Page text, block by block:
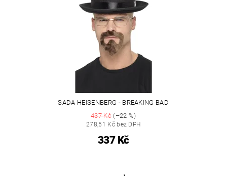
SADA HEISENBERG - BREAKING BAD
437 Kč(–22 %)
278,51 Kč bez DPH
337 Kč